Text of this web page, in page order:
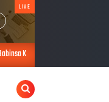
LIVE
Koramil Wonosegoro